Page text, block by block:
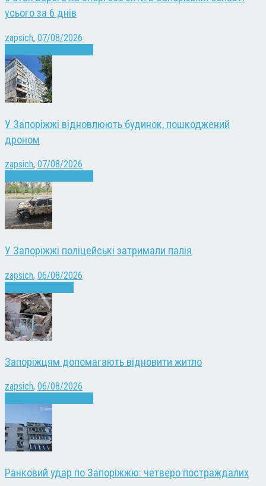
усього за 6 днів
zapsich, 07/08/2026
У Запоріжжі відновлюють будинок, пошкоджений
дроном
zapsich, 07/08/2026
У Запоріжжі поліцейські затримали палія
zapsich, 06/08/2026
Запоріжцям допомагають відновити житло
zapsich, 06/08/2026
Ранковий удар по Запоріжжю: четверо постраждалих